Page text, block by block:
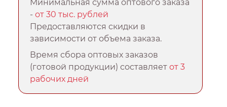
Минимальная сумма оптового заказа
-от 30 тыс. рублей
Предоставляются скидки в
зависимости от объема заказа.
Время сбора оптовых заказов
(готовой продукции) составляетот 3
рабочих дней